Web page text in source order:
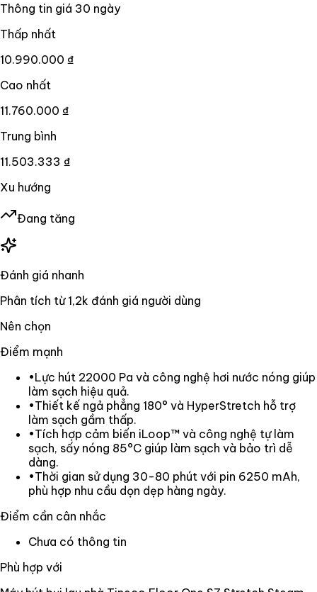
Thông tin giá 30 ngày
Thấp nhất
10.990.000 ₫
Cao nhất
11.760.000 ₫
Trung bình
11.503.333 ₫
Xu hướng
Đang tăng
Đánh giá nhanh
Phân tích từ1,2k đánh giá người dùng
Nên chọn
Điểm mạnh
•Lực hút 22000 Pa và công nghệ hơi nước nóng giúp
làm sạch hiệu quả.
•Thiết kế ngả phẳng 180° và HyperStretch hỗ trợ
làm sạch gầm thấp.
•Tích hợp cảm biến iLoop™ và công nghệ tự làm
sạch, sấy nóng 85°C giúp làm sạch và bảo trì dễ
dàng.
•Thời gian sử dụng 30-80 phút với pin 6250 mAh,
phù hợp nhu cầu dọn dẹp hàng ngày.
Điểm cần cân nhắc
Chưa có thông tin
Phù hợp với